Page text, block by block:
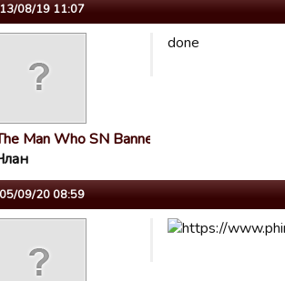
13/08/19 11:07
Man Who SN Banne…
done
05/09/20 08:59